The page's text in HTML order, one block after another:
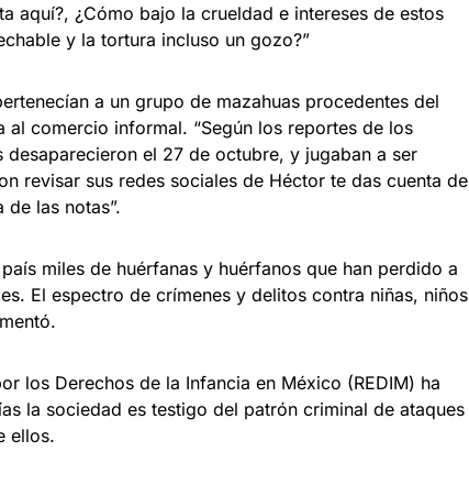
aquí?, ¿Cómo bajo la crueldad e intereses de estos
y la tortura incluso un gozo?”
a un grupo de mazahuas procedentes del
al comercio informal. “Según los reportes de los
el 27 de octubre, y jugaban a ser
revisar sus redes sociales de Héctor te das cuenta de
las notas”.
miles de huérfanas y huérfanos que han perdido a
El espectro de crímenes y delitos contra niñas, niños
los Derechos de la Infancia en México (REDIM) ha
la sociedad es testigo del patrón criminal de ataques
ellos.